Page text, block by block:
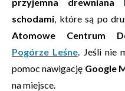
schodami, które są po
Atomowe Centrum
Pogórze Leśne. Jeśli nie
pomoc nawigację Google
na miejsce.